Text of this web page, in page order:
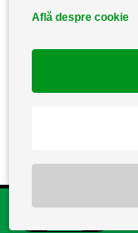
Află despre cookie